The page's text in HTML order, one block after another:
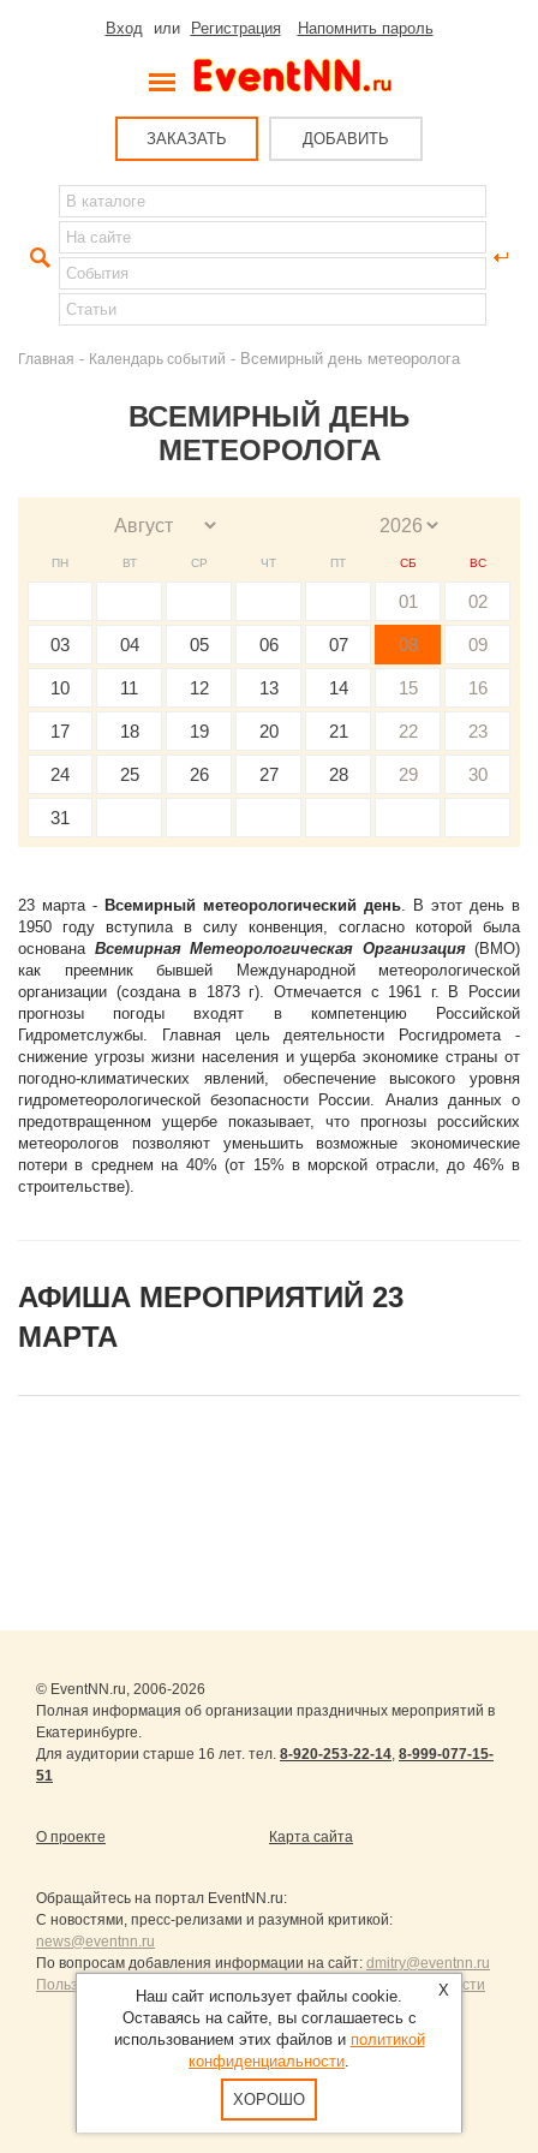
Вход или Регистрация Напомнить пароль
ЗАКАЗАТЬ ДОБАВИТЬ
Главная - Календарь событий - Всемирный день метеоролога
ВСЕМИРНЫЙ ДЕНЬ
МЕТЕОРОЛОГА
ПН ВТ СР ЧТ ПТ СБ ВС
01 02
03 04 05 06 07 08 09
10 11 12 13 14 15 16
17 18 19 20 21 22 23
24 25 26 27 28 29 30
31
23 марта - Всемирный метеорологический день. В этот день в
1950 году вступила в силу конвенция, согласно которой была
основана Всемирная Метеорологическая Организация (ВМО)
как преемник бывшей Международной метеорологической
организации (создана в 1873 г). Отмечается с 1961 г. В России
прогнозы погоды входят в компетенцию Российской
Гидрометслужбы. Главная цель деятельности Росгидромета -
снижение угрозы жизни населения и ущерба экономике страны от
погодно-климатических явлений, обеспечение высокого уровня
гидрометеорологической безопасности России. Анализ данных о
предотвращенном ущербе показывает, что прогнозы российских
метеорологов позволяют уменьшить возможные экономические
потери в среднем на 40% (от 15% в морской отрасли, до 46% в
строительстве).
АФИША МЕРОПРИЯТИЙ 23
МАРТА
© EventNN.ru, 2006-2026
Полная информация об организации праздничных мероприятий в
Екатеринбурге.
Для аудитории старше 16 лет. тел. 8-920-253-22-14, 8-999-077-15-
51
О проекте Карта сайта
Обращайтесь на портал EventNN.ru:
С новостями, пресс-релизами и разумной критикой:
news@eventnn.ru
По вопросам добавления информации на сайт: dmitry@eventnn.ru
Пользовательское Соглашение и политика конфиденциальности
Продвижение сайтов Санкт-Петербург
X
Наш сайт использует файлы cookie.
Оставаясь на сайте, вы соглашаетесь с
использованием этих файлов и политикой
конфиденциальности.
ХОРОШО